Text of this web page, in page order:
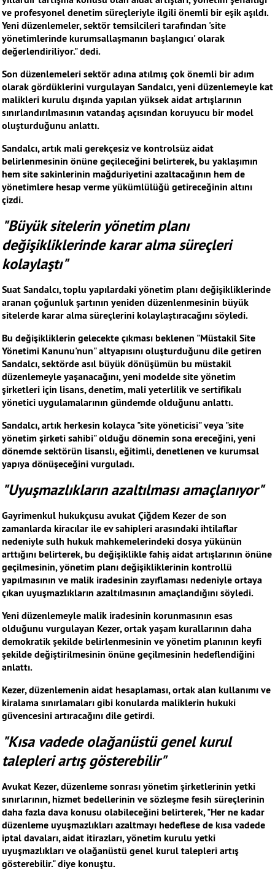
ve profesyonel denetim süreçleriyle ilgili önemli bir eşik aşıldı.
Yeni düzenlemeler, sektör temsilcileri tarafından 'site
yönetimlerinde kurumsallaşmanın başlangıcı' olarak
değerlendiriliyor." dedi.
Son düzenlemeleri sektör adına atılmış çok önemli bir adım
olarak gördüklerini vurgulayan Sandalcı, yeni düzenlemeyle kat
malikleri kurulu dışında yapılan yüksek aidat artışlarının
sınırlandırılmasının vatandaş açısından koruyucu bir model
oluşturduğunu anlattı.
Sandalcı, artık mali gerekçesiz ve kontrolsüz aidat
belirlenmesinin önüne geçileceğini belirterek, bu yaklaşımın
hem site sakinlerinin mağduriyetini azaltacağının hem de
yönetimlere hesap verme yükümlülüğü getireceğinin altını
çizdi.
"Büyük sitelerin yönetim planı
değişikliklerinde karar alma süreçleri
kolaylaştı"
Suat Sandalcı, toplu yapılardaki yönetim planı değişikliklerinde
aranan çoğunluk şartının yeniden düzenlenmesinin büyük
sitelerde karar alma süreçlerini kolaylaştıracağını söyledi.
Bu değişikliklerin gelecekte çıkması beklenen "Müstakil Site
Yönetimi Kanunu'nun" altyapısını oluşturduğunu dile getiren
Sandalcı, sektörde asıl büyük dönüşümün bu müstakil
düzenlemeyle yaşanacağını, yeni modelde site yönetim
şirketleri için lisans, denetim, mali yeterlilik ve sertifikalı
yönetici uygulamalarının gündemde olduğunu anlattı.
Sandalcı, artık herkesin kolayca "site yöneticisi" veya "site
yönetim şirketi sahibi" olduğu dönemin sona ereceğini, yeni
dönemde sektörün lisanslı, eğitimli, denetlenen ve kurumsal
yapıya dönüşeceğini vurguladı.
"Uyuşmazlıkların azaltılması amaçlanıyor"
Gayrimenkul hukukçusu avukat Çiğdem Kezer de son
zamanlarda kiracılar ile ev sahipleri arasındaki ihtilaflar
nedeniyle sulh hukuk mahkemelerindeki dosya yükünün
arttığını belirterek, bu değişiklikle fahiş aidat artışlarının önüne
geçilmesinin, yönetim planı değişikliklerinin kontrollü
yapılmasının ve malik iradesinin zayıflaması nedeniyle ortaya
çıkan uyuşmazlıkların azaltılmasının amaçlandığını söyledi.
Yeni düzenlemeyle malik iradesinin korunmasının esas
olduğunu vurgulayan Kezer, ortak yaşam kurallarının daha
demokratik şekilde belirlenmesinin ve yönetim planının keyfi
şekilde değiştirilmesinin önüne geçilmesinin hedeflendiğini
anlattı.
Kezer, düzenlemenin aidat hesaplaması, ortak alan kullanımı ve
kiralama sınırlamaları gibi konularda maliklerin hukuki
güvencesini artıracağını dile getirdi.
"Kısa vadede olağanüstü genel kurul
talepleri artış gösterebilir"
Avukat Kezer, düzenleme sonrası yönetim şirketlerinin yetki
sınırlarının, hizmet bedellerinin ve sözleşme fesih süreçlerinin
daha fazla dava konusu olabileceğini belirterek, "Her ne kadar
düzenleme uyuşmazlıkları azaltmayı hedeflese de kısa vadede
iptal davaları, aidat itirazları, yönetim kurulu yetki
uyuşmazlıkları ve olağanüstü genel kurul talepleri artış
gösterebilir." diye konuştu.